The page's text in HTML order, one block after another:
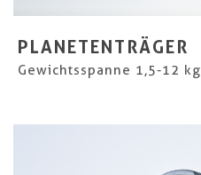
PLANETENTRÄGER
Gewichtsspanne 1,5-12 kg